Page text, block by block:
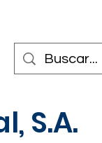
S.A.